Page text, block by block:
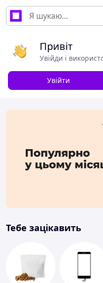
Привіт
Увійди і
Увійти
Тебе зацікавить